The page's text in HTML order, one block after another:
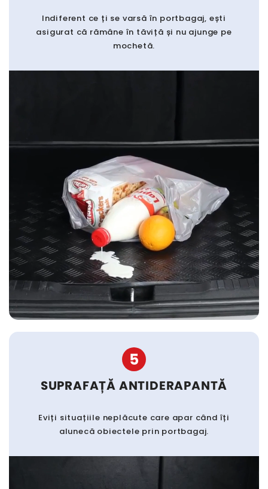
Indiferent ce ți se varsă în portbagaj, ești
asigurat că rămâne în tăviță și nu ajunge pe
mochetă.
5
SUPRAFAȚĂ ANTIDERAPANTĂ
Eviți situațiile neplăcute care apar când îți
alunecă obiectele prin portbagaj.